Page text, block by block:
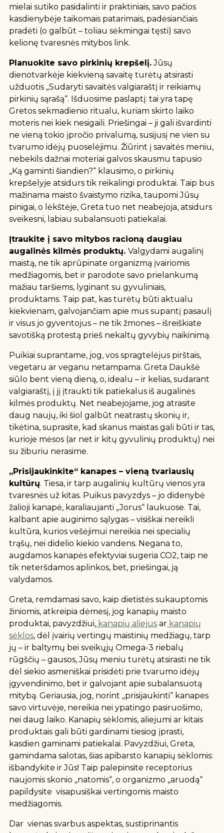
mielai sutiko pasidalinti ir praktiniais, savo pačios
kasdienybėje taikomais patarimais, padėsiančiais
pradėti (o galbūt – toliau sėkmingai tęsti) savo
kelionę tvaresnės mitybos link.
Planuokite savo pirkinių krepšelį.Jūsų
dienotvarkėje kiekvieną savaitę turėtų atsirasti
užduotis „Sudaryti savaitės valgiaraštį ir reikiamų
pirkinių sąrašą“. Išduosime paslaptį: tai yra tapę
Gretos sekmadienio ritualu, kuriam skirto laiko
moteris nei kiek nesigaili. Priešingai – ji gali išvardinti
ne vieną tokio įpročio privalumą, susijusį ne vien su
tvarumo idėjų puoselėjimu. Žiūrint į savaitės meniu,
nebekils dažnai moteriai galvos skausmu tapusio
„Ką gaminti šiandien?“ klausimo, o pirkinių
krepšelyje atsidurs tik reikalingi produktai. Taip bus
mažinama maisto švaistymo rizika, taupomi Jūsų
pinigai, o lėkštėje, Greta tuo net neabejoja, atsidurs
sveikesni, labiau subalansuoti patiekalai.
Įtraukite į savo mitybos racioną daugiau
augalinės kilmės produktų. Valgydami augalinį
maistą, ne tik aprūpinate organizmą įvairiomis
medžiagomis, bet ir parodote savo prielankumą
mažiau taršiems, lyginant su gyvuliniais,
produktams. Taip pat, kas turėtų būti aktualu
kiekvienam, galvojančiam apie mus supantį pasaulį
ir visus jo gyventojus – ne tik žmones – išreiškiate
savotišką protestą prieš nekaltų gyvybių naikinimą.
Puikiai suprantame, jog, vos spragtelėjus pirštais,
vegetaru ar veganu netampama. Greta Daukšė
siūlo bent vieną dieną, o, idealu – ir kelias, sudarant
valgiaraštį, į jį įtraukti tik patiekalus iš augalinės
kilmės produktų. Net neabejojame, jog atrasite
daug naujų, iki šiol galbūt neatrastų skonių ir,
tikėtina, suprasite, kad skanus maistas gali būti ir tas,
kurioje mėsos (ar net ir kitų gyvulinių produktų) nei
su žiburiu nerasime.
„Prisijaukinkite“ kanapes – vieną tvariausių
kultūrų. Tiesa, ir tarp augalinių kultūrų vienos yra
tvaresnės už kitas. Puikus pavyzdys – jo didenybė
žalioji kanapė, karaliaujanti „Jorus“ laukuose. Tai,
kalbant apie auginimo sąlygas – visiškai nereikli
kultūra, kurios vešėjimui nereikia nei specialių
trąšų, nei didelio kiekio vandens. Negana to,
augdamos kanapės efektyviai sugeria CO2, taip ne
tik neteršdamos aplinkos, bet, priešingai, ją
valydamos.
Greta, remdamasi savo, kaip dietistės sukauptomis
žiniomis, atkreipia dėmesį, jog kanapių maisto
produktai, pavyzdžiui, kanapių aliejus ar kanapių
sėklos, dėl įvairių vertingų maistinių medžiagų, tarp
jų – ir baltymų bei sveikųjų Omega-3 riebalų
rūgščių – gausos, Jūsų meniu turėtų atsirasti ne tik
dėl siekio asmeniškai prisidėti prie tvarumo idėjų
įgyvendinimo, bet ir galvojant apie subalansuotą
mitybą. Geriausia, jog, norint „prisijaukinti“ kanapes
savo virtuvėje, nereikia nei ypatingo pasiruošimo,
nei daug laiko. Kanapių sėklomis, aliejumi ar kitais
produktais gali būti gardinami tiesiog įprasti,
kasdien gaminami patiekalai. Pavyzdžiui, Greta,
gamindama salotas, šias apibarsto kanapių sėklomis:
išbandykite ir Jūs! Taip palepinsite receptorius
naujomis skonio „natomis“, o organizmo „aruodą“
papildysite visapusiškai vertingomis maisto
medžiagomis.
Dar vienas svarbus aspektas, sustiprinantis